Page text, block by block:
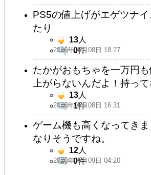
PS5の値上げがエゲツナ
たり
2026年05月08日 18:27
13人
0件
たかがおもちゃを一万円
上がらないんだよ！持っ
2026年05月08日 16:31
13人
1件
ゲーム機も高くなってき
なりそうですね。
2026年05月09日 04:20
12人
0件